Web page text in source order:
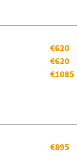
€620
€620
€1085
€895